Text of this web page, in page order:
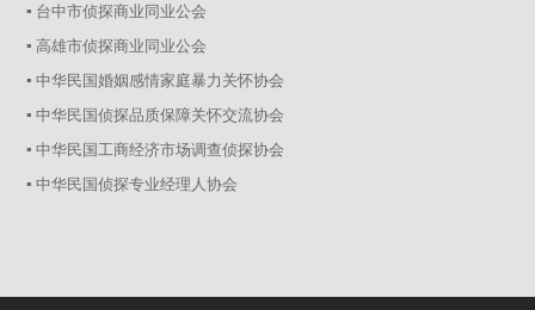
▪ 台中市侦探商业同业公会
▪ 高雄市侦探商业同业公会
▪ 中华民国婚姻感情家庭暴力关怀协会
▪ 中华民国侦探品质保障关怀交流协会
▪ 中华民国工商经济市场调查侦探协会
▪ 中华民国侦探专业经理人协会